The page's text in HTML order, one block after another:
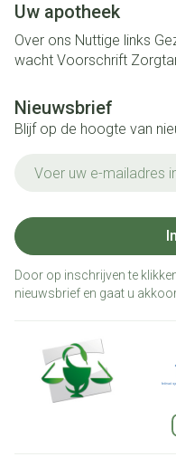
Uw apotheek
Over ons Nuttige links
wacht Voorschrift
Nieuwsbrief
Blijf op de hoogte van
Door op inschrijven te
nieuwsbrief en gaat u